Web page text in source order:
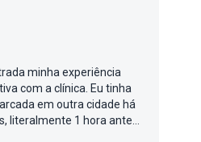
minha experiência
com a clínica. Eu tinha
em outra cidade há
literalmente 1 hora antes
que a médica estava